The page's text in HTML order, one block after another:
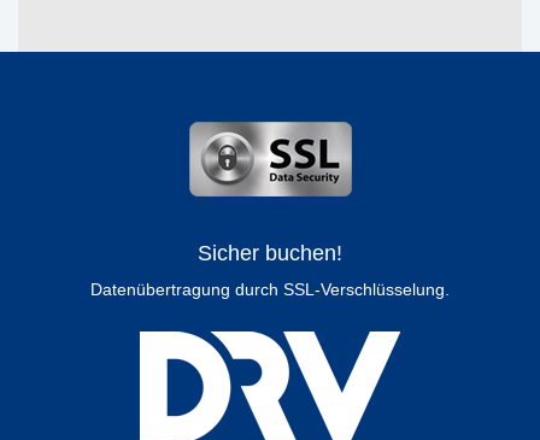
Sicher buchen!
Datenübertragung durch SSL-Verschlüsselung.